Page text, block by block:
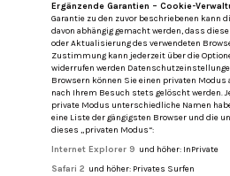
Ergänzende Garantien – Cookie-
Garantie zu den zuvor beschriebenen kann
davon abhängig gemacht werden, dass
oder Aktualisierung des verwendeten
Zustimmung kann jederzeit über die
widerrufen werden
Browsern können Sie einen privaten Modus
nach Ihrem Besuch stets gelöscht werden.
private Modus unterschiedliche Namen
eine Liste der gängigsten Browser und die
dieses „privaten Modus“:
Internet Explorer 9 und höher: InPrivate
Safari 2 und höher: Privates Surfen